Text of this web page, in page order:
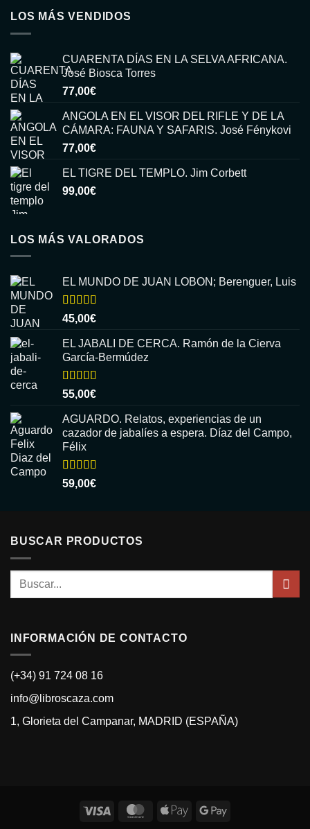
LOS MÁS VENDIDOS
CUARENTA DÍAS EN LA SELVA AFRICANA.
José Biosca Torres
77,00€
ANGOLA EN EL VISOR DEL RIFLE Y DE LA
CÁMARA: FAUNA Y SAFARIS. José Fénykovi
77,00€
EL TIGRE DEL TEMPLO. Jim Corbett
99,00€
LOS MÁS VALORADOS
EL MUNDO DE JUAN LOBON; Berenguer, Luis
Valorado
con
5
45,00€
EL JABALI DE CERCA. Ramón de la Cierva
García-Bermúdez
Valorado
con
5
55,00€
AGUARDO. Relatos, experiencias de un
cazador de jabalíes a espera. Díaz del Campo,
Félix
Valorado
con
59,00€
BUSCAR PRODUCTOS
Buscar
INFORMACIÓN DE CONTACTO
(+34) 91 724 08 16
info@libroscaza.com
1, Glorieta del Campanar, MADRID (ESPAÑA)
Visa MasterCardApple
Google